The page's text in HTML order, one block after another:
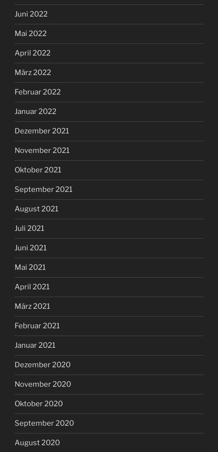
Juni 2022
Mai 2022
April 2022
März 2022
Februar 2022
Januar 2022
Dezember 2021
November 2021
Oktober 2021
September 2021
August 2021
Juli 2021
Juni 2021
Mai 2021
April 2021
März 2021
Februar 2021
Januar 2021
Dezember 2020
November 2020
Oktober 2020
September 2020
August 2020